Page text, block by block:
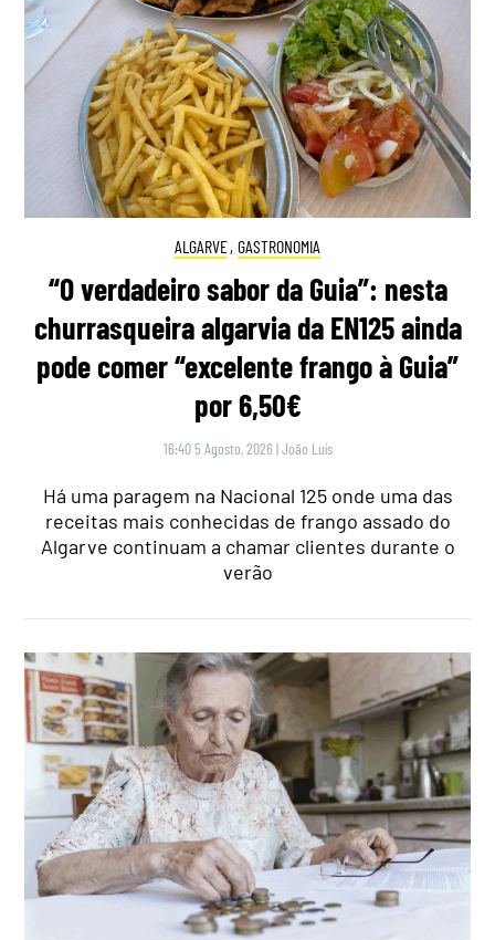
ALGARVE, GASTRONOMIA
“O verdadeiro sabor da Guia”: nesta
churrasqueira algarvia da EN125 ainda
pode comer “excelente frango à Guia”
por 6,50€
16:40 5 Agosto, 2026 |João Luís
Há uma paragem na Nacional 125 onde uma das
receitas mais conhecidas de frango assado do
Algarve continuam a chamar clientes durante o
verão